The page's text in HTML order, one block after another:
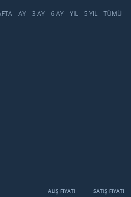
AY 3 AY 6 AY YIL 5 YIL TÜMÜ
ALIŞ FIYATI SATIŞ FIYATI